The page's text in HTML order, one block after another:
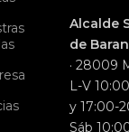
Alcalde
de
· 28009
L-V
y 17:00-
Sáb